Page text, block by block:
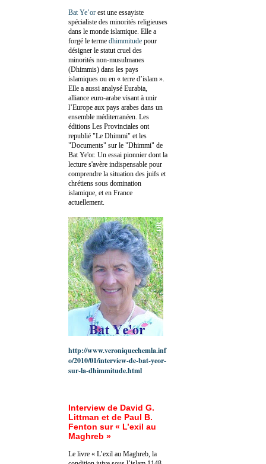
Bat Ye’or est une essayiste
spécialiste des minorités religieuses
dans le monde islamique. Elle a
forgé le terme dhimmitude pour
désigner le statut cruel des
minorités non-musulmanes
(Dhimmis) dans les pays
islamiques ou en « terre d’islam ».
Elle a aussi analysé Eurabia,
alliance euro-arabe visant à unir
l’Europe aux pays arabes dans un
ensemble méditerranéen. Les
éditions Les Provinciales ont
republié "Le Dhimmi" et les
"Documents" sur le "Dhimmi" de
Bat Ye'or. Un essai pionnier dont la
lecture s'avère indispensable pour
comprendre la situation des juifs et
chrétiens sous domination
islamique, et en France
actuellement.
http://www.veroniquechemla.inf
o/2010/01/interview-de-bat-yeor-
sur-la-dhimmitude.html
Interview de David G.
Littman et de Paul B.
Fenton sur « L’exil au
Maghreb »
Le livre « L’exil au Maghreb, la